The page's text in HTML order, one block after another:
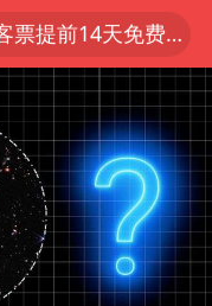
东航：国内客票提前14天免费退改
心风力增强
张本智和
四川宜宾市高县4.9级地震致1人死亡
超颖电子拟投资20.86亿建设新项目
月能滑雪”不实